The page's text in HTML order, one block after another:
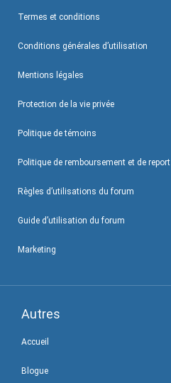
Termes et conditions
Conditions générales d’utilisation
Mentions légales
Protection de la vie privée
Politique de témoins
Politique de remboursement et de report
Règles d’utilisations du forum
Guide d’utilisation du forum
Marketing
Autres
Accueil
Blogue